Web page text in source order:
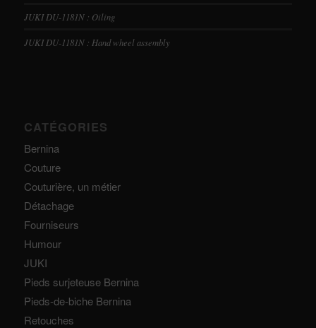
JUKI DU-1181N : Oiling
JUKI DU-1181N : Hand wheel assembly
CATÉGORIES
Bernina
Couture
Couturière, un métier
Détachage
Fourniseurs
Humour
JUKI
Pieds surjeteuse Bernina
Pieds-de-biche Bernina
Retouches